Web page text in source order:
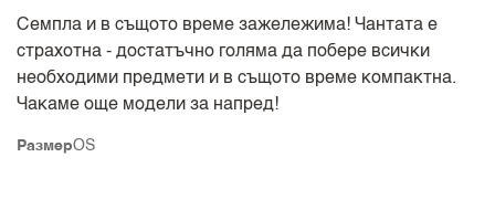
РазмерOS
Семпла и в същото време зажележима! Чантата е
страхотна - достатъчно голяма да побере всички
необходими предмети и в същото време компактна.
Чакаме още модели за напред!